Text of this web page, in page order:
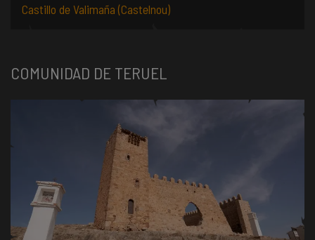
Castillo de Valimaña (Castelnou)
COMUNIDAD DE TERUEL